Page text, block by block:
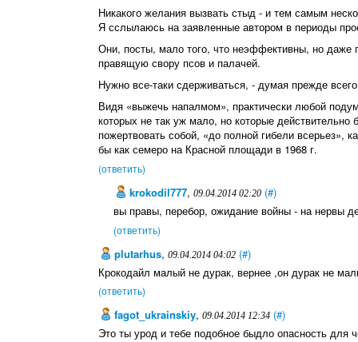
Никакого желания вызвать стыд - и тем самым
Я сслылаюсь на заявленные автором в периоды
Они, посты, мало того, что неэффективны, но даже
правящую свору псов и палачей.
Нужно все-таки сдерживаться, - думая прежде
Видя «выжечь напалмом», практически любой
которых не так уж мало, но которые
пожертвовать собой, «до полной гибели всерьез»,
бы как семеро на Красной площади в 1968 г.
(ответить)
krokodil777,09.04.2014 02:20 (#)
вы правы, перебор, ожидание войны - на нервы
(ответить)
plutarhus, 09.04.2014 04:02 (#)
Крокодайл малый не дурак, вернее ,он дурак не
(ответить)
fagot_ukrainskiy, 09.04.2014 12:34 (#)
Это ты урод и тебе подобное быдло опасность для